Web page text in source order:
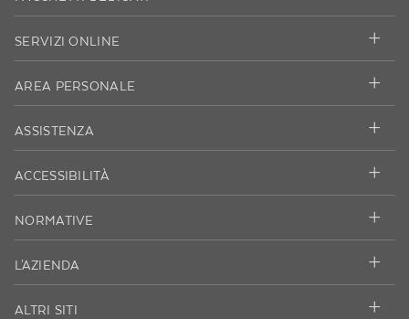
SERVIZI ONLINE
AREA PERSONALE
ASSISTENZA
ACCESSIBILITÀ
NORMATIVE
L'AZIENDA
ALTRI SITI